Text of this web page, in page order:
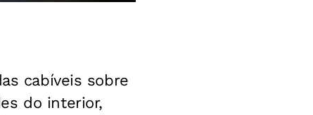
cabíveis sobre
do interior,